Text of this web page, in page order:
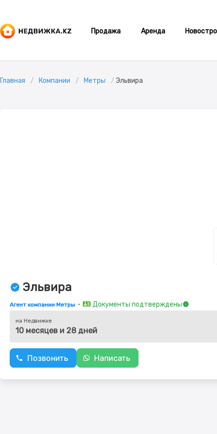
Продажа Аренда
Главная Компании Метры Эльвира
Эльвира
Агент компании Метры ・ Документы подтверждены
на Недвижке
10 месяцев и 28 дней
Позвонить Написать